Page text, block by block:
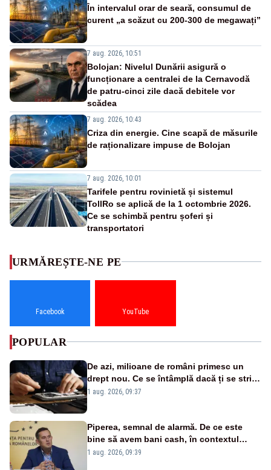
În intervalul orar de seară, consumul de
curent „a scăzut cu 200-300 de megawați”
7 aug. 2026, 10:51
Bolojan: Nivelul Dunării asigură o
funcționare a centralei de la Cernavodă
de patru-cinci zile dacă debitele vor
scădea
7 aug. 2026, 10:43
Criza din energie. Cine scapă de măsurile
de raționalizare impuse de Bolojan
7 aug. 2026, 10:01
Tarifele pentru rovinietă și sistemul
TollRo se aplică de la 1 octombrie 2026.
Ce se schimbă pentru șoferi și
transportatori
URMĂREȘTE-NE PE
Facebook YouTube
POPULAR
De azi, milioane de români primesc un
drept nou. Ce se întâmplă dacă ți se strică
un produs
1 aug. 2026, 09:37
Piperea, semnal de alarmă. De ce este
bine să avem bani cash, în contextul
alertei energetice?
1 aug. 2026, 09:39